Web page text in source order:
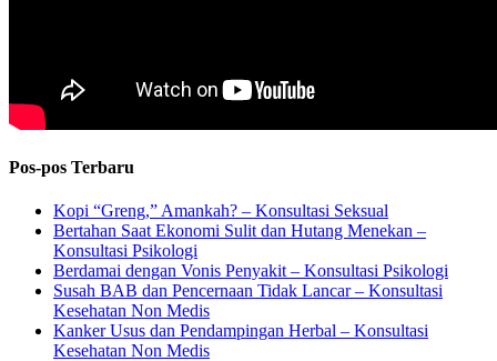
Pos-pos Terbaru
Kopi “Greng,” Amankah? – Konsultasi Seksual
Bertahan Saat Ekonomi Sulit dan Hutang Menekan –
Konsultasi Psikologi
Berdamai dengan Vonis Penyakit – Konsultasi Psikologi
Susah BAB dan Pencernaan Tidak Lancar – Konsultasi
Kesehatan Non Medis
Kanker Usus dan Pendampingan Herbal – Konsultasi
Kesehatan Non Medis